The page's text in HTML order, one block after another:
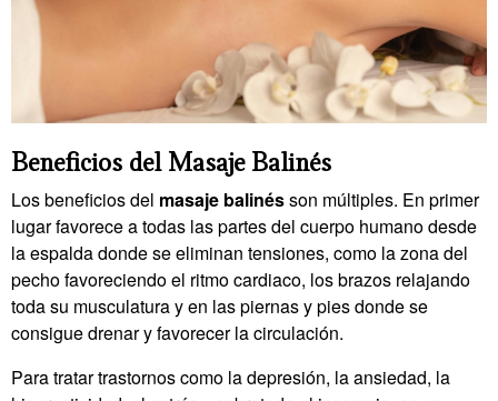
Beneficios del Masaje Balinés
Los beneficios del masaje balinésson múltiples. En primer
lugar favorece a todas las partes del cuerpo humano desde
la espalda donde se eliminan tensiones, como la zona del
pecho favoreciendo el ritmo cardiaco, los brazos relajando
toda su musculatura y en las piernas y pies donde se
consigue drenar y favorecer la circulación.
Para tratar trastornos como la depresión, la ansiedad, la